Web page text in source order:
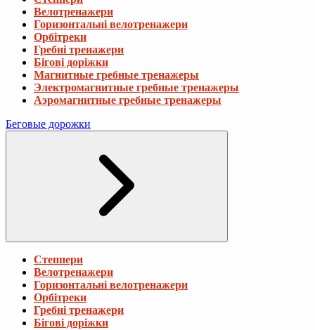
Велотренажери
Горизонтальні велотренажери
Орбітреки
Гребні тренажери
Бігові доріжки
Магнитные гребные тренажеры
Электромагнитные гребные тренажеры
Аэромагнитные гребные тренажеры
Беговые дорожки
Степпери
Велотренажери
Горизонтальні велотренажери
Орбітреки
Гребні тренажери
Бігові доріжки